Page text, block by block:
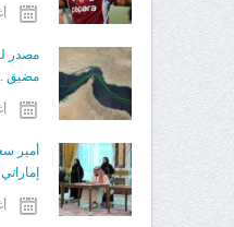
مضيق
أمير